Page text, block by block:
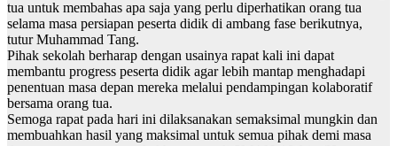
tua untuk membahas apa saja yang perlu diperhatikan orang tua
selama masa persiapan peserta didik di ambang fase berikutnya,
tutur Muhammad Tang.
Pihak sekolah berharap dengan usainya rapat kali ini dapat
membantu progress peserta didik agar lebih mantap menghadapi
penentuan masa depan mereka melalui pendampingan kolaboratif
bersama orang tua.
Semoga rapat pada hari ini dilaksanakan semaksimal mungkin dan
membuahkan hasil yang maksimal untuk semua pihak demi masa